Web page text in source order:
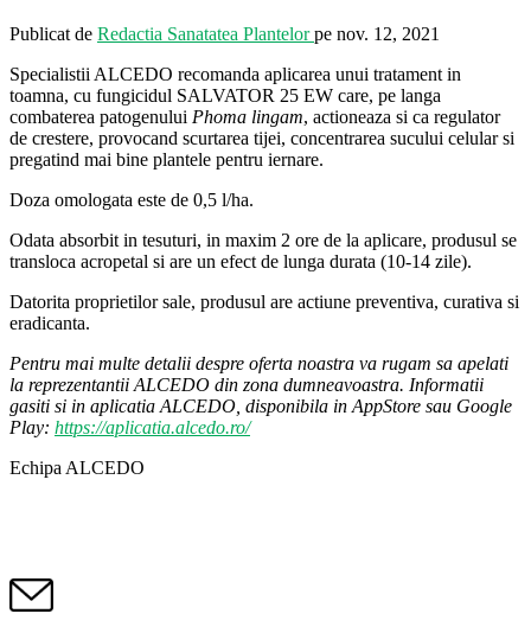
Publicat de Redactia Sanatatea Plantelorpe nov. 12, 2021
Specialistii ALCEDO recomanda aplicarea unui tratament in
toamna, cu fungicidul SALVATOR 25 EW care, pe langa
combaterea patogenului Phoma lingam, actioneaza si ca regulator
de crestere, provocand scurtarea tijei, concentrarea sucului celular si
pregatind mai bine plantele pentru iernare.
Doza omologata este de 0,5 l/ha.
Odata absorbit in tesuturi, in maxim 2 ore de la aplicare, produsul se
transloca acropetal si are un efect de lunga durata (10-14 zile).
Datorita proprietilor sale, produsul are actiune preventiva, curativa si
eradicanta.
Pentru mai multe detalii despre oferta noastra va rugam sa apelati
la reprezentantii ALCEDO din zona dumneavoastra. Informatii
gasiti si in aplicatia ALCEDO, disponibila in AppStore sau Google
Play: https://aplicatia.alcedo.ro/
Echipa ALCEDO